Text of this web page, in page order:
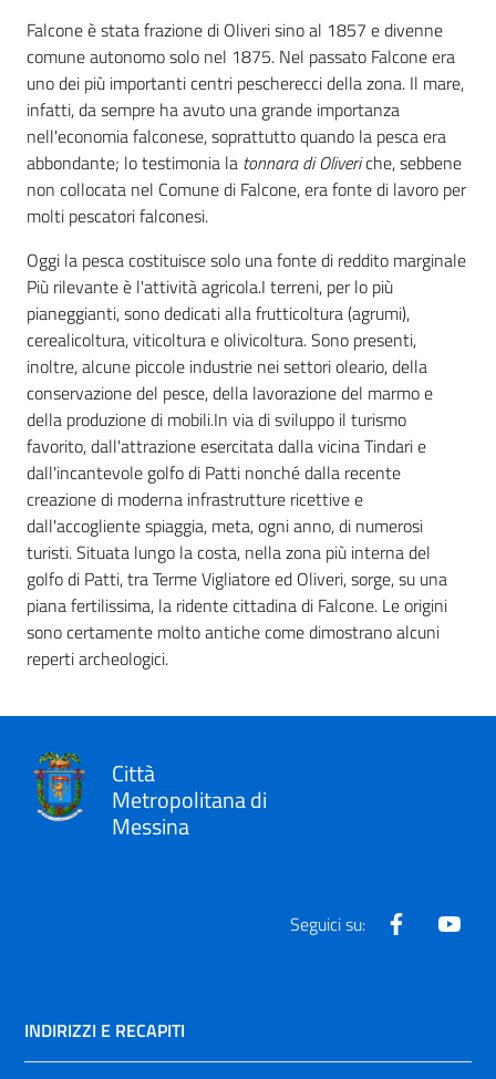
Falcone è stata frazione di Oliveri sino al 1857 e divenne
comune autonomo solo nel 1875. Nel passato Falcone era
uno dei più importanti centri pescherecci della zona. Il mare,
infatti, da sempre ha avuto una grande importanza
nell'economia falconese, soprattutto quando la pesca era
abbondante; lo testimonia la tonnara di Oliveriche, sebbene
non collocata nel Comune di Falcone, era fonte di lavoro per
molti pescatori falconesi.
Oggi la pesca costituisce solo una fonte di reddito marginale
Più rilevante è l'attività agricola.I terreni, per lo più
pianeggianti, sono dedicati alla frutticoltura (agrumi),
cerealicoltura, viticoltura e olivicoltura. Sono presenti,
inoltre, alcune piccole industrie nei settori oleario, della
conservazione del pesce, della lavorazione del marmo e
della produzione di mobili.In via di sviluppo il turismo
favorito, dall'attrazione esercitata dalla vicina Tindari e
dall'incantevole golfo di Patti nonché dalla recente
creazione di moderna infrastrutture ricettive e
dall'accogliente spiaggia, meta, ogni anno, di numerosi
turisti. Situata lungo la costa, nella zona più interna del
golfo di Patti, tra Terme Vigliatore ed Oliveri, sorge, su una
piana fertilissima, la ridente cittadina di Falcone. Le origini
sono certamente molto antiche come dimostrano alcuni
reperti archeologici.
Città
Metropolitana di
Messina
Seguici su: Facebook
INDIRIZZI E RECAPITI